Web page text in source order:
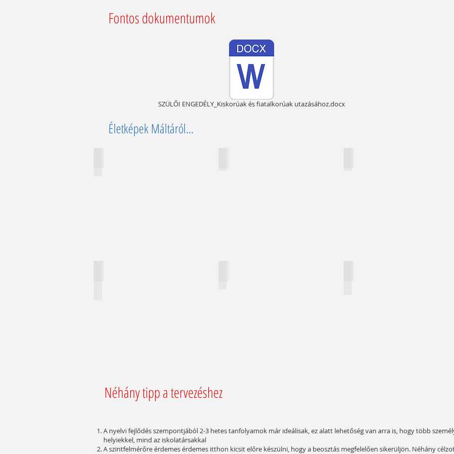
Fontos dokumentumok
SZÜLŐI ENGEDÉLY_Kiskorúak és fiatalkorúak utazásához.docx
Életképek Máltáról...
Néhány tipp a tervezéshez
A nyelvi fejlődés szempontjából 2-3 hetes tanfolyamok már ideálisak, ez alatt lehetőség van arra is, hogy több
helyiekkel, mind az iskolatársakkal
A szintfelmérőre érdemes érdemes itthon kicsit előre készülni, hogy a beosztás megfelelően sikerüljön. Néhány